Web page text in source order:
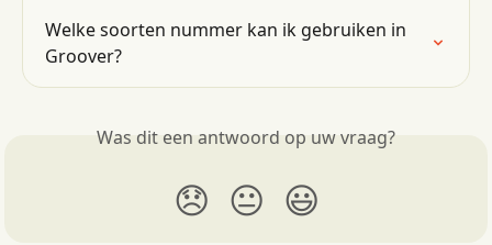
Welke soorten nummer kan ik gebruiken in
Groover?
Was dit een antwoord op uw vraag?
😞 😐 😃